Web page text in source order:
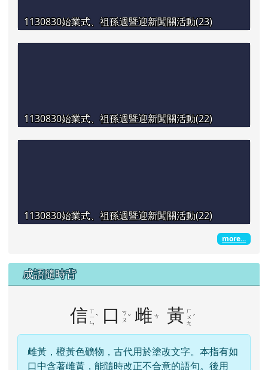
1130830始業式、祖孫週暨迎新闖關活動(23)
1130830始業式、祖孫週暨迎新闖關活動(22)
1130830始業式、祖孫週暨迎新闖關活動(22)
more...
成語隨時背
信 ㄒ
ㄧ
ㄣ
ˋ 口
ㄎ
ㄡ ˇ 雌 ㄘ 黃 ㄏ
ㄨ
ㄤ
ˊ
雌黃，橙黃色礦物，古代用於塗改文字。本指有如
口中含著雌黃，能隨時改正不合意的語句。後用